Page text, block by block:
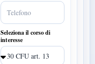
Seleziona il corso di
interesse